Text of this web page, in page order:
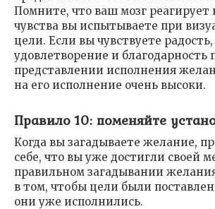
Помните, что ваш мозг реагирует
чувства вы испытываете при
цели. Если вы чувствуете радость,
удовлетворение и благодарность
представлении исполнения
на его исполнение очень высоки.
Правило 10: поменяйте
Когда вы загадываете желание,
себе, что вы уже достигли своей
правильном загадывании
в том, чтобы цели были
они уже исполнились.